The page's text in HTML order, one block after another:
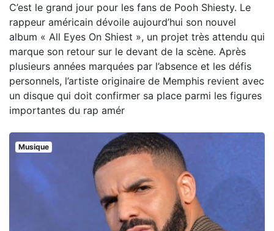
C’est le grand jour pour les fans de Pooh Shiesty. Le
rappeur américain dévoile aujourd’hui son nouvel
album « All Eyes On Shiest », un projet très attendu qui
marque son retour sur le devant de la scène. Après
plusieurs années marquées par l’absence et les défis
personnels, l’artiste originaire de Memphis revient avec
un disque qui doit confirmer sa place parmi les figures
importantes du rap amér
Musique